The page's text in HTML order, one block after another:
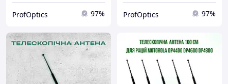
ProfOptics 97% ProfOptics 97%